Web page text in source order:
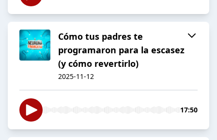
Cómo tus padres te
programaron para la escasez
(y cómo revertirlo)
2025-11-12
17:50